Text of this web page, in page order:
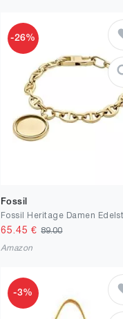
-26%
Fossil
65.45 €89.00
Amazon
-3%